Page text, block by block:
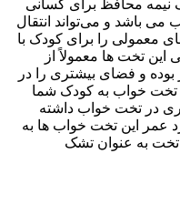
محافظ برای کسانی
باشد و می‌تواند انتقال
معمولی را برای کودک با
این تخت ها معمولاً از
و فضای بیشتری را در
تخت خواب به کودک شما
در تخت خواب داشته
عمر این تخت خواب ها به
به عنوان تشک